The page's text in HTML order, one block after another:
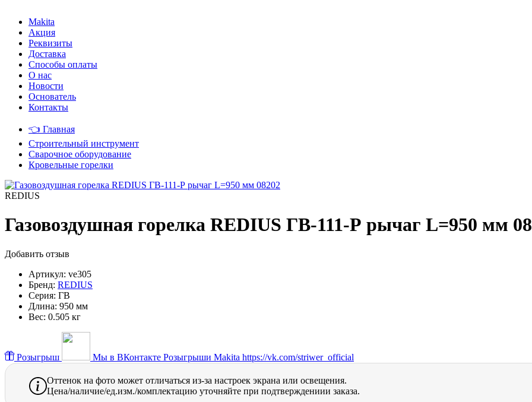
Makita
Акция
Реквизиты
Доставка
Способы оплаты
О нас
Новости
Основатель
Контакты
👈 Главная
Строительный инструмент
Сварочное оборудование
Кровельные горелки
REDIUS
Газовоздушная горелка REDIUS ГВ-111-Р рычаг L=950 мм
Добавить отзыв
Артикул: ve305
Бренд: REDIUS
Серия: ГВ
Длина: 950 мм
Вес: 0.505 кг
Розыгрыш Мы в ВКонтакте Розыгрыши Makita https://vk.com/striwer_official
Оттенок на фото может отличаться из-за настроек экрана или освещения.
Цена/наличие/ед.изм./комплектацию уточняйте при подтверждениии заказа.